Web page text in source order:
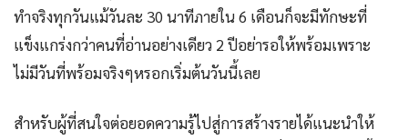
ทำจริงทุกวันแม้วันละ 30 นาทีภายใน 6 เดือนก็จะมีทักษะที่
แข็งแกร่งกว่าคนที่อ่านอย่างเดียว 2 ปีอย่ารอให้พร้อมเพราะ
ไม่มีวันที่พร้อมจริงๆหรอกเริ่มต้นวันนี้เลย
สำหรับผู้ที่สนใจต่อยอดความรู้ไปสู่การสร้างรายได้แนะนำให้